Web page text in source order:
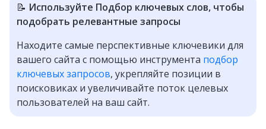
📝 Используйте Подбор ключевых слов, чтобы
подобрать релевантные запросы
Находите самые перспективные ключевики для
вашего сайта с помощью инструмента подбор
ключевых запросов, укрепляйте позиции в
поисковиках и увеличивайте поток целевых
пользователей на ваш сайт.